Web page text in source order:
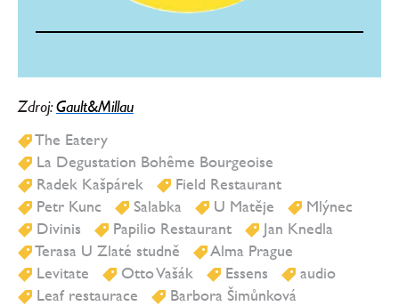
Zdroj:Gault&Millau
The Eatery
La Degustation Bohême Bourgeoise
Radek Kašpárek
Field Restaurant
Petr Kunc
Salabka U Matěje
Mlýnec
Divinis
Papilio Restaurant
Jan Knedla
Terasa U Zlaté studně
Alma Prague
Levitate
Otto Vašák Essens
audio
Leaf restaurace
Barbora Šimůnková